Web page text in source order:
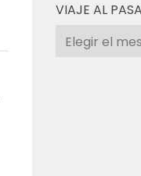
VIAJE AL
Viaje